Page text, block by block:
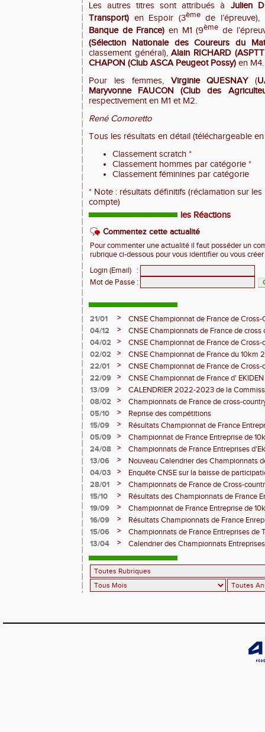
Les autres titres sont attribués à Julien
Transport) en Espoir (3èmede l’épreuve),
Banque de France) en M1 (9ème de
(Sélection Nationale des Coureurs du
classement général),Alain RICHARD
CHAPON (Club ASCA Peugeot Possy) en M4.
Pour les femmes, Virginie QUESNAY(
Maryvonne FAUCON (Club des
respectivement en M1 et M2.
René Comoretto
Tous les résultats en détail (téléchargeable
Classement scratch *
Classement hommes par catégorie *
Classement féminines par catégorie
* Note : résultats définitifs (réclamation sur
compte)
les Réactions
Commentez cette actualité
Pour commenter une actualité il faut posséder un
rubrique ci-dessous pour vous identifier ou vous
Login (Email)
:
Mot de Passe :
21/01 >
CNSE Championnat de France de
04/12
>
CNSE Championnats de France de
04/02
>
CNSE Championnat de France de
02/02
>
CNSE Championnat de France du 10km
22/01
>
CNSE Championnat de France de
22/09
>
CNSE Championnat de France d'
13/09
>
CALENDRIER 2022-2023 de la
en Entreprise
08/02 >
Championnats de France de cross-
05/10
>
Reprise des compétitions
15/09
>
Résultats Championnat de France
05/09
>
Championnat de France Entreprise de
24/08
>
Championnats de France Entreprises
13/06
>
Nouveau Calendrier des Championnats
2020
04/03 >
Enquête CNSE sur la baisse de
de France du "Sport en Entreprise"
28/01 >
Championnats de France de Cross-
Montauban 2020
15/10 >
Résultats des Championnats de France
19/09
>
Championnat de France Entreprise de
16/09
>
Résultats Championnats de France
15/06
>
Championnats de France Entreprises de
13/04
> Calendrier des Championnats